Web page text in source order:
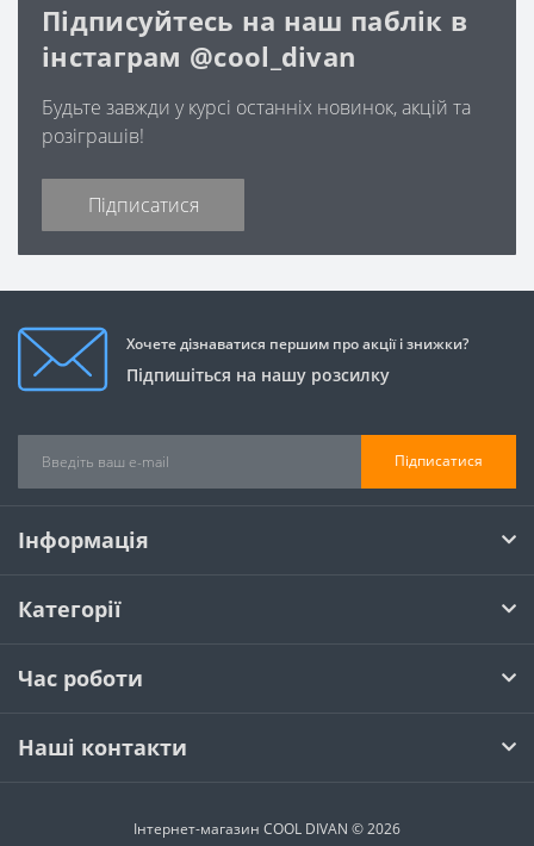
Підписуйтесь на наш паблік в
інстаграм @cool_divan
Будьте завжди у курсі останніх новинок, акцій та
розіграшів!
Підписатися
Хочете дізнаватися першим про акції і знижки?
Підпишіться на нашу розсилку
Підписатися
Інформація
Категорії
Час роботи
Наші контакти
Інтернет-магазин COOL DIVAN © 2026